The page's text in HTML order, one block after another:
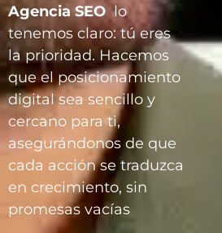
Agencia SEO lo
tenemos claro: tú eres
la prioridad. Hacemos
que el posicionamiento
digital sea sencillo y
cercano para ti,
asegurándonos de que
cada acción se traduzca
en crecimiento, sin
promesas vacías